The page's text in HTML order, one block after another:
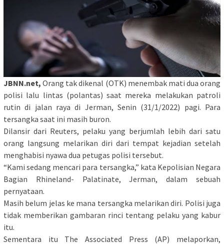
JBNN.net, Orang tak dikenal (OTK) menembak mati dua orang
polisi lalu lintas (polantas) saat mereka melakukan patroli
rutin di jalan raya di Jerman, Senin (31/1/2022) pagi. Para
tersangka saat ini masih buron.
Dilansir dari Reuters, pelaku yang berjumlah lebih dari satu
orang langsung melarikan diri dari tempat kejadian setelah
menghabisi nyawa dua petugas polisi tersebut.
“Kami sedang mencari para tersangka,” kata Kepolisian Negara
Bagian Rhineland- Palatinate, Jerman, dalam sebuah
pernyataan.
Masih belum jelas ke mana tersangka melarikan diri. Polisi juga
tidak memberikan gambaran rinci tentang pelaku yang kabur
itu.
Sementara itu The Associated Press (AP) melaporkan,